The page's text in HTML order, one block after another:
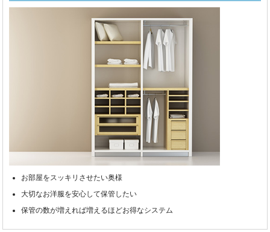
お部屋をスッキリさせたい奥様
大切なお洋服を安心して保管したい
保管の数が増えれば増えるほどお得なシステム